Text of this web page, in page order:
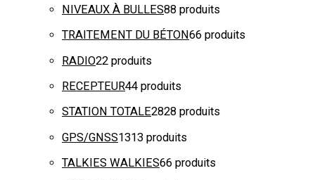
NIVEAUX À BULLES88 produits
TRAITEMENT DU BÉTON66 produits
RADIO22 produits
RECEPTEUR44 produits
STATION TOTALE2828 produits
GPS/GNSS1313 produits
TALKIES WALKIES66 produits